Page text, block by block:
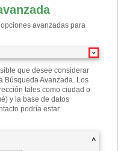
avanzadas para
que desee considerar
Búsqueda Avanzada. Los
tales como ciudad o
y la base de datos
podría estar